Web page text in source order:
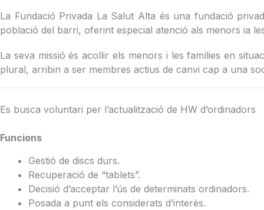
La Fundació Privada La Salut Alta és una fundació
població del barri, oferint especial atenció als menors ia
La seva missió és acollir els menors i les famílies en
plural, arribin a ser membres actius de canvi cap a una
Es busca voluntari per l’actualització de HW d’ordinadors
Funcions
Gestió de discs durs.
Recuperació de “tablets”.
Decisió d’acceptar l’ús de determinats ordinadors.
Posada a punt els considerats d’interès.